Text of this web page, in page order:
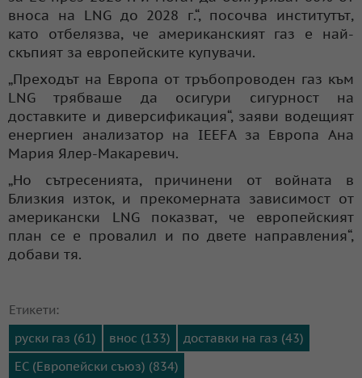
вноса на LNG до 2028 г.“, посочва институтът,
като отбелязва, че американският газ е най-
скъпият за европейските купувачи.
„Преходът на Европа от тръбопроводен газ към
LNG трябваше да осигури сигурност на
доставките и диверсификация“, заяви водещият
енергиен анализатор на IEEFA за Европа Ана
Мария Ялер-Макаревич.
„Но сътресенията, причинени от войната в
Близкия изток, и прекомерната зависимост от
американски LNG показват, че европейският
план се е провалил и по двете направления“,
добави тя.
Етикети:
руски газ (61)
внос (133)
доставки на газ (43)
ЕС (Европейски съюз) (834)